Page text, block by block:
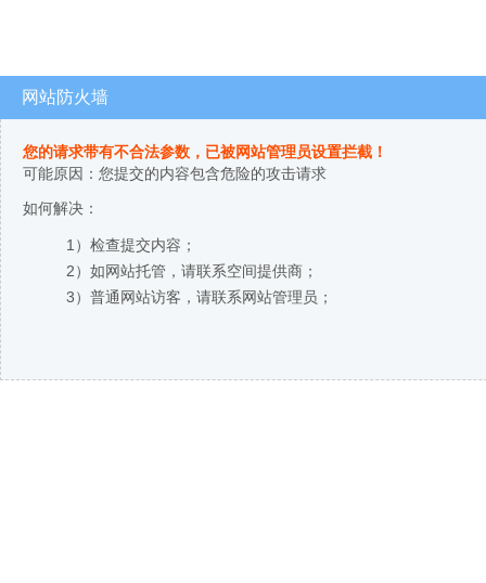
网站防火墙
您的请求带有不合法参数，已被网站管理员设置拦截！
可能原因：您提交的内容包含危险的攻击请求
如何解决：
1）检查提交内容；
2）如网站托管，请联系空间提供商；
3）普通网站访客，请联系网站管理员；